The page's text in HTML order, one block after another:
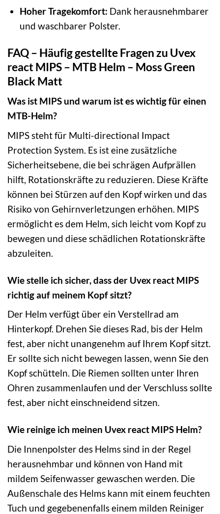
Hoher Tragekomfort: Dank herausnehmbarer
und waschbarer Polster.
FAQ – Häufig gestellte Fragen zu Uvex
react MIPS – MTB Helm – Moss Green
Black Matt
Was ist MIPS und warum ist es wichtig für einen
MTB-Helm?
MIPS steht für Multi-directional Impact
Protection System. Es ist eine zusätzliche
Sicherheitsebene, die bei schrägen Aufprällen
hilft, Rotationskräfte zu reduzieren. Diese Kräfte
können bei Stürzen auf den Kopf wirken und das
Risiko von Gehirnverletzungen erhöhen. MIPS
ermöglicht es dem Helm, sich leicht vom Kopf zu
bewegen und diese schädlichen Rotationskräfte
abzuleiten.
Wie stelle ich sicher, dass der Uvex react MIPS
richtig auf meinem Kopf sitzt?
Der Helm verfügt über ein Verstellrad am
Hinterkopf. Drehen Sie dieses Rad, bis der Helm
fest, aber nicht unangenehm auf Ihrem Kopf sitzt.
Er sollte sich nicht bewegen lassen, wenn Sie den
Kopf schütteln. Die Riemen sollten unter Ihren
Ohren zusammenlaufen und der Verschluss sollte
fest, aber nicht einschneidend sitzen.
Wie reinige ich meinen Uvex react MIPS Helm?
Die Innenpolster des Helms sind in der Regel
herausnehmbar und können von Hand mit
mildem Seifenwasser gewaschen werden. Die
Außenschale des Helms kann mit einem feuchten
Tuch und gegebenenfalls einem milden Reiniger